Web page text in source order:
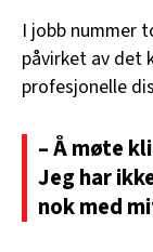
I jobb nummer
påvirket av det
profesjonelle
– Å møte
Jeg har
nok med